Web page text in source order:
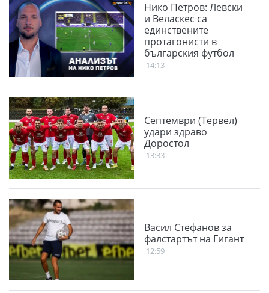
Нико Петров: Левски
и Веласкес са
единствените
протагонисти в
българския футбол
14:13
Септември (Тервел)
удари здраво
Доростол
13:33
Васил Стефанов за
фалстартът на Гигант
12:59